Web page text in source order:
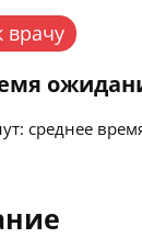
врачу
среднее